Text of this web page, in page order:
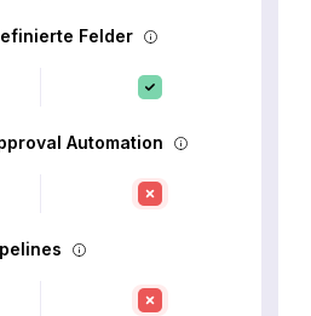
Felder
Automation